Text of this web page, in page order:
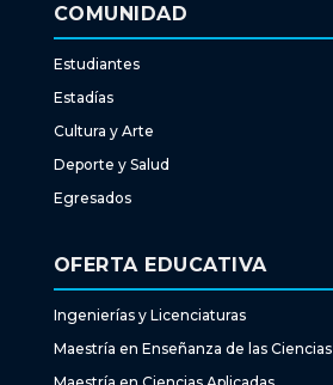
COMUNIDAD
Estudiantes
Estadías
Cultura y Arte
Deporte y Salud
Egresados
OFERTA EDUCATIVA
Ingenierías y Licenciaturas
Maestría en Enseñanza de las Ciencias